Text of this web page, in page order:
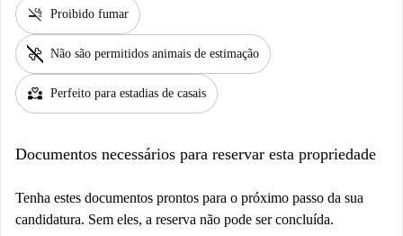
smoke_free Proibido fumar
pet_supplies Não são permitidos animais de estimação
partner_heart Perfeito para estadias de casais
Documentos necessários para reservar esta propriedade
Tenha estes documentos prontos para o próximo passo da sua
candidatura. Sem eles, a reserva não pode ser concluída.